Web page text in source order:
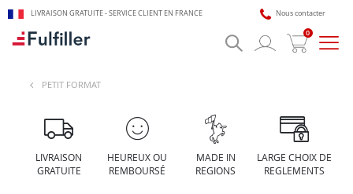
LIVRAISON GRATUITE - SERVICE CLIENT EN FRANCE Nous contacter
0
PETIT FORMAT
LIVRAISON
GRATUITE
HEUREUX OU
REMBOURSÉ
MADE IN
REGIONS
LARGE CHOIX DE
REGLEMENTS
🎯 Assistant impression Fulfiller
IA + équipe disponible 24/7